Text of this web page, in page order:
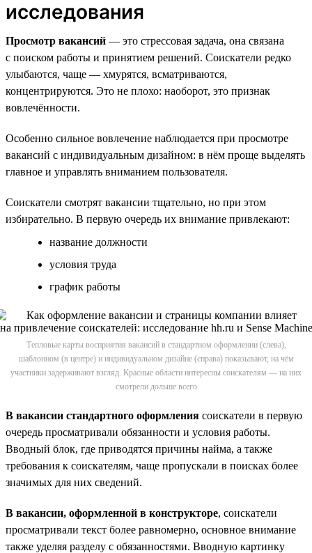
исследования
Просмотр вакансий — это стрессовая задача, она связана
с поиском работы и принятием решений. Соискатели редко
улыбаются, чаще — хмурятся, всматриваются,
концентрируются. Это не плохо: наоборот, это признак
вовлечённости.
Особенно сильное вовлечение наблюдается при просмотре
вакансий с индивидуальным дизайном: в нём проще выделять
главное и управлять вниманием пользователя.
Соискатели смотрят вакансии тщательно, но при этом
избирательно. В первую очередь их внимание привлекают:
название должности
условия труда
график работы
Тепловые карты восприятия вакансий в стандартном оформлении (слева),
шаблонном (в центре) и индивидуальном дизайне (справа) показывают, на чём
участники задерживают взгляд. Красные области интересны соискателям — на них
смотрели дольше всего
В вакансии стандартного оформления соискатели в первую
очередь просматривали обязанности и условия работы.
Вводный блок, где приводятся причины найма, а также
требования к соискателям, чаще пропускали в поисках более
значимых для них сведений.
В вакансии, оформленной в конструкторе, соискатели
просматривали текст более равномерно, основное внимание
также уделяя разделу с обязанностями. Вводную картинку